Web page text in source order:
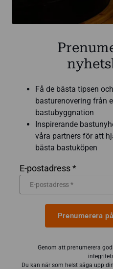
Få de bästa tipsen
basturenovering från
bastubyggnation
Inspirerande
våra partners för att
bästa bastuköpen
E-postadress *
Prenumerera
Genom att prenumerera
Du kan när som helst säga upp